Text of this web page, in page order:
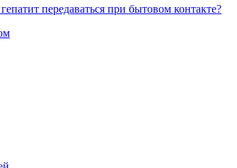
передаваться при бытовом контакте?